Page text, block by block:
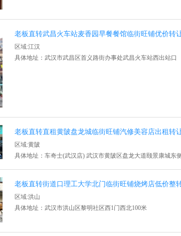
老板直转武昌火车站麦香园早餐餐馆临街旺铺优价转
区域:江汉
具体地址：武汉市武昌区首义路街办事处武昌火车站西出站口
老板直转直租黄陂盘龙城临街旺铺汽修美容店出租转
区域:黄陂
具体地址：车奇士(武汉店) 武汉市黄陂区盘龙大道颐景康城东
老板直转街道口理工大学北门临街旺铺烧烤店低价整
区域:洪山
具体地址：武汉市洪山区黎明社区西1门西北100米